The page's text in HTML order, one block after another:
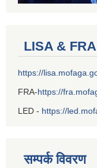
LISA &
https://
FRA-https://
LED - https://
सम्पर्क विवरण